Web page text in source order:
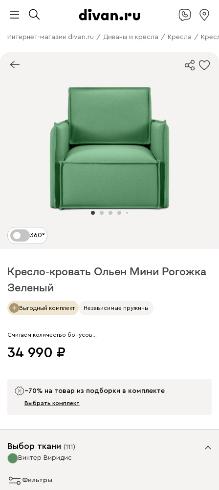
Интернет-магазин divan.ru / Диваны и кресла / Кресла /
360°
Кресло-кровать Ольен Мини Рогожка
Зеленый
Выгодный комплект Независимые пружины
Считаем количество бонусов…
34 990
−70% на товар из подборки в комплекте
Выбрать комплект
Выбор ткани (111)
Винтер Виридис
Фильтры